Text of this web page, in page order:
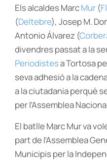
Els alcaldes MarcMur (
(Deltebre), Josep M.
Antonio Álvarez (
divendres passat a la
Periodistesa Tortosa
seva adhesió a la
a la ciutadania perquè
per l’Assemblea
El batlle Marc Mur va
part de l’Assemblea
Municipis per la